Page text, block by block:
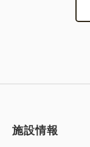
施設情報